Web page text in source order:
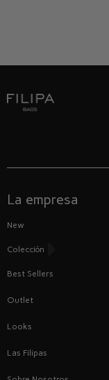
La empresa
New
Colección
Best Sellers
Outlet
Looks
Las Filipas